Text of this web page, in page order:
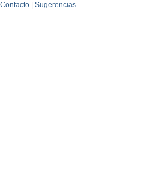
Contacto
Sugerencias